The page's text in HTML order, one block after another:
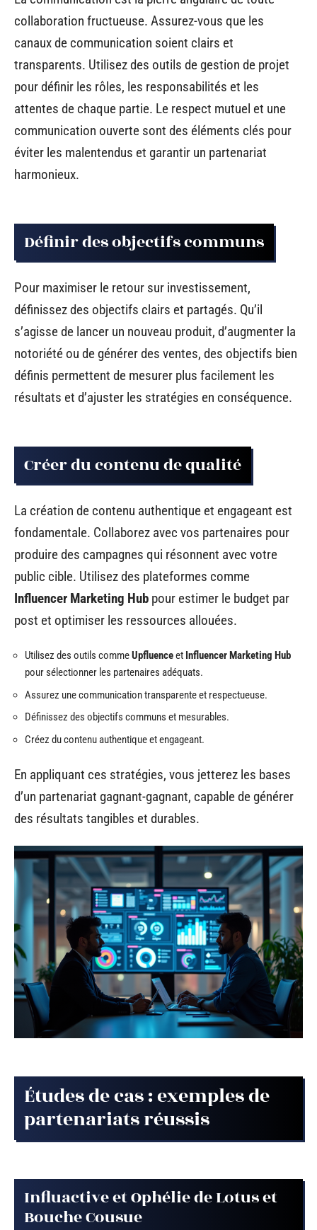
collaboration fructueuse. Assurez-vous que les
canaux de communication soient clairs et
transparents. Utilisez des outils de gestion de projet
pour définir les rôles, les responsabilités et les
attentes de chaque partie. Le respect mutuel et une
communication ouverte sont des éléments clés pour
éviter les malentendus et garantir un partenariat
harmonieux.
Définir des objectifs communs
Pour maximiser le retour sur investissement,
définissez des objectifs clairs et partagés. Qu’il
s’agisse de lancer un nouveau produit, d’augmenter la
notoriété ou de générer des ventes, des objectifs bien
définis permettent de mesurer plus facilement les
résultats et d’ajuster les stratégies en conséquence.
Créer du contenu de qualité
La création de contenu authentique et engageant est
fondamentale. Collaborez avec vos partenaires pour
produire des campagnes qui résonnent avec votre
public cible. Utilisez des plateformes comme
Influencer Marketing Hub pour estimer le budget par
post et optimiser les ressources allouées.
Utilisez des outils commeUpfluenceet Influencer Marketing Hub
pour sélectionner les partenaires adéquats.
Assurez une communication transparente et respectueuse.
Définissez des objectifs communs et mesurables.
Créez du contenu authentique et engageant.
En appliquant ces stratégies, vous jetterez les bases
d’un partenariat gagnant-gagnant, capable de générer
des résultats tangibles et durables.
Études de cas : exemples de
partenariats réussis
Influactive et Ophélie de Lotus et
Bouche Cousue